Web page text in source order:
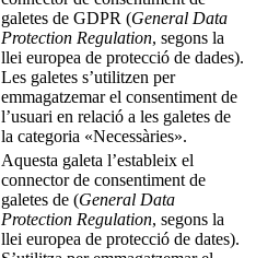
galetes de GDPR (General Data
Protection Regulation, segons la
llei europea de protecció de dades).
Les galetes s’utilitzen per
emmagatzemar el consentiment de
l’usuari en relació a les galetes de
la categoria «Necessàries».
Aquesta galeta l’estableix el
connector de consentiment de
galetes de (General Data
Protection Regulation, segons la
llei europea de protecció de dates).